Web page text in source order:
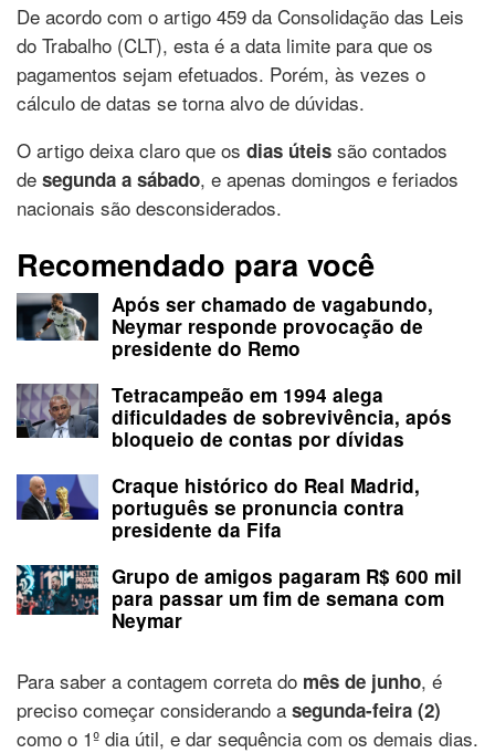
De acordo com o artigo 459 da Consolidação das Leis
do Trabalho (CLT), esta é a data limite para que os
pagamentos sejam efetuados. Porém, às vezes o
cálculo de datas se torna alvo de dúvidas.
O artigo deixa claro que os dias úteis são contados
de segunda a sábado, e apenas domingos e feriados
nacionais são desconsiderados.
Recomendado para você
Após ser chamado de vagabundo,
Neymar responde provocação de
presidente do Remo
Tetracampeão em 1994 alega
dificuldades de sobrevivência, após
bloqueio de contas por dívidas
Craque histórico do Real Madrid,
português se pronuncia contra
presidente da Fifa
Grupo de amigos pagaram R$ 600 mil
para passar um fim de semana com
Neymar
Para saber a contagem correta do mês de junho, é
preciso começar considerando a segunda-feira (2)
como o 1º dia útil, e dar sequência com os demais dias.